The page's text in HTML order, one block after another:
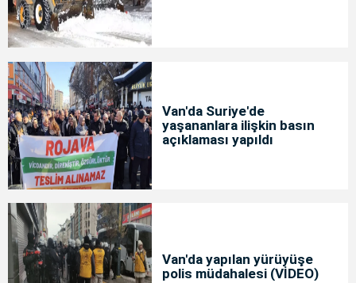
Van'da Suriye'de
yaşananlara ilişkin basın
açıklaması yapıldı
Van'da yapılan yürüyüşe
polis müdahalesi (VİDEO)